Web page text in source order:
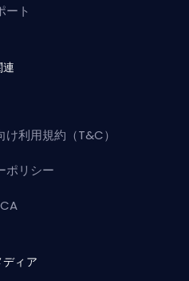
ート
け利用規約（T&C）
ポリシー
ィア